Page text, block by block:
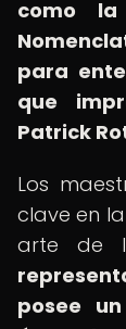
como
para
que
Patrick
Los
clave en
arte de
posee